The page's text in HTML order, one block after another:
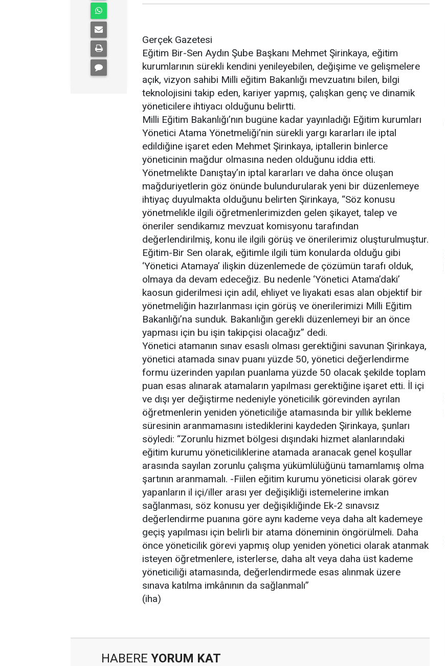
Gerçek Gazetesi
Eğitim Bir-Sen Aydın Şube Başkanı Mehmet Şirinkaya, eğitim
kurumlarının sürekli kendini yenileyebilen, değişime ve gelişmelere
açık, vizyon sahibi Milli eğitim Bakanlığı mevzuatını bilen, bilgi
teknolojisini takip eden, kariyer yapmış, çalışkan genç ve dinamik
yöneticilere ihtiyacı olduğunu belirtti.
Milli Eğitim Bakanlığı’nın bugüne kadar yayınladığı Eğitim kurumları
Yönetici Atama Yönetmeliği’nin sürekli yargı kararları ile iptal
edildiğine işaret eden Mehmet Şirinkaya, iptallerin binlerce
yöneticinin mağdur olmasına neden olduğunu iddia etti.
Yönetmelikte Danıştay’ın iptal kararları ve daha önce oluşan
mağduriyetlerin göz önünde bulundurularak yeni bir düzenlemeye
ihtiyaç duyulmakta olduğunu belirten Şirinkaya, “Söz konusu
yönetmelikle ilgili öğretmenlerimizden gelen şikayet, talep ve
öneriler sendikamız mevzuat komisyonu tarafından
değerlendirilmiş, konu ile ilgili görüş ve önerilerimiz oluşturulmuştur.
Eğitim-Bir Sen olarak, eğitimle ilgili tüm konularda olduğu gibi
‘Yönetici Atamaya’ ilişkin düzenlemede de çözümün tarafı olduk,
olmaya da devam edeceğiz. Bu nedenle ‘Yönetici Atama’daki’
kaosun giderilmesi için adil, ehliyet ve liyakati esas alan objektif bir
yönetmeliğin hazırlanması için görüş ve önerilerimizi Milli Eğitim
Bakanlığı’na sunduk. Bakanlığın gerekli düzenlemeyi bir an önce
yapması için bu işin takipçisi olacağız” dedi.
Yönetici atamanın sınav esaslı olması gerektiğini savunan Şirinkaya,
yönetici atamada sınav puanı yüzde 50, yönetici değerlendirme
formu üzerinden yapılan puanlama yüzde 50 olacak şekilde toplam
puan esas alınarak atamaların yapılması gerektiğine işaret etti. İl içi
ve dışı yer değiştirme nedeniyle yöneticilik görevinden ayrılan
öğretmenlerin yeniden yöneticiliğe atamasında bir yıllık bekleme
süresinin aranmamasını istediklerini kaydeden Şirinkaya, şunları
söyledi: “Zorunlu hizmet bölgesi dışındaki hizmet alanlarındaki
eğitim kurumu yöneticiliklerine atamada aranacak genel koşullar
arasında sayılan zorunlu çalışma yükümlülüğünü tamamlamış olma
şartının aranmamalı. -Fiilen eğitim kurumu yöneticisi olarak görev
yapanların il içi/iller arası yer değişikliği istemelerine imkan
sağlanması, söz konusu yer değişikliğinde Ek-2 sınavsız
değerlendirme puanına göre aynı kademe veya daha alt kademeye
geçiş yapılması için belirli bir atama döneminin öngörülmeli. Daha
önce yöneticilik görevi yapmış olup yeniden yönetici olarak atanmak
isteyen öğretmenlere, isterlerse, daha alt veya daha üst kademe
yöneticiliği atamasında, değerlendirmede esas alınmak üzere
sınava katılma imkânının da sağlanmalı”
(iha)
HABERE YORUM KAT